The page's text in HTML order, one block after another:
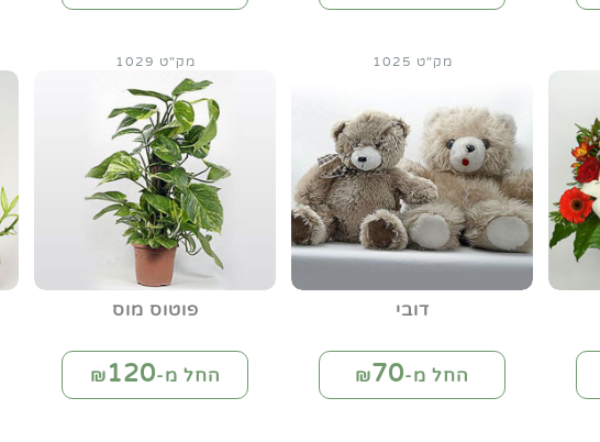
דובי
מק"ט 1025
החל מ-₪70
פוטוס מוס
מק"ט 1029
החל מ-₪120